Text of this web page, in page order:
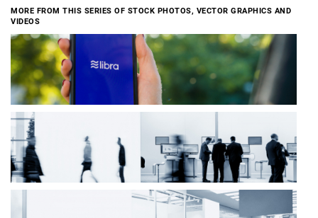
MORE FROM THIS SERIES OF STOCK PHOTOS, VECTOR GRAPHICS AND
VIDEOS